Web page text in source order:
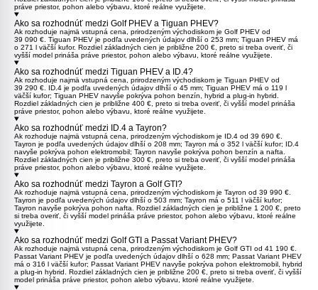
práve priestor, pohon alebo výbavu, ktoré reálne využijete.
Ako sa rozhodnúť medzi Golf PHEV a Tiguan PHEV?
Ak rozhoduje najmä vstupná cena, prirodzeným východiskom je Golf PHEV od
39 090 €. Tiguan PHEV je podľa uvedených údajov dlhší o 253 mm; Tiguan PHEV má
o 271 l väčší kufor. Rozdiel základných cien je približne 200 €, preto si treba overiť, či
vyšší model prináša práve priestor, pohon alebo výbavu, ktoré reálne využijete.
Ako sa rozhodnúť medzi Tiguan PHEV a ID.4?
Ak rozhoduje najmä vstupná cena, prirodzeným východiskom je Tiguan PHEV od
39 290 €. ID.4 je podľa uvedených údajov dlhší o 45 mm; Tiguan PHEV má o 119 l
väčší kufor; Tiguan PHEV navyše pokrýva pohon benzín, hybrid a plug-in hybrid.
Rozdiel základných cien je približne 400 €, preto si treba overiť, či vyšší model prináša
práve priestor, pohon alebo výbavu, ktoré reálne využijete.
Ako sa rozhodnúť medzi ID.4 a Tayron?
Ak rozhoduje najmä vstupná cena, prirodzeným východiskom je ID.4 od 39 690 €.
Tayron je podľa uvedených údajov dlhší o 208 mm; Tayron má o 352 l väčší kufor; ID.4
navyše pokrýva pohon elektromobil; Tayron navyše pokrýva pohon benzín a nafta.
Rozdiel základných cien je približne 300 €, preto si treba overiť, či vyšší model prináša
práve priestor, pohon alebo výbavu, ktoré reálne využijete.
Ako sa rozhodnúť medzi Tayron a Golf GTI?
Ak rozhoduje najmä vstupná cena, prirodzeným východiskom je Tayron od 39 990 €.
Tayron je podľa uvedených údajov dlhší o 503 mm; Tayron má o 511 l väčší kufor;
Tayron navyše pokrýva pohon nafta. Rozdiel základných cien je približne 1 200 €, preto
si treba overiť, či vyšší model prináša práve priestor, pohon alebo výbavu, ktoré reálne
využijete.
Ako sa rozhodnúť medzi Golf GTI a Passat Variant PHEV?
Ak rozhoduje najmä vstupná cena, prirodzeným východiskom je Golf GTI od 41 190 €.
Passat Variant PHEV je podľa uvedených údajov dlhší o 628 mm; Passat Variant PHEV
má o 316 l väčší kufor; Passat Variant PHEV navyše pokrýva pohon elektromobil, hybrid
a plug-in hybrid. Rozdiel základných cien je približne 200 €, preto si treba overiť, či vyšší
model prináša práve priestor, pohon alebo výbavu, ktoré reálne využijete.